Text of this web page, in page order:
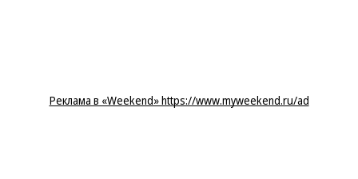
Реклама в «Weekend» https://www.myweekend.ru/ad